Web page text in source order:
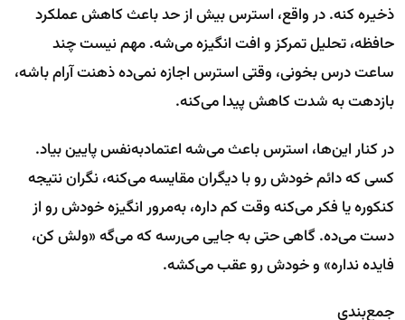
ذخیره کنه. در واقع، استرس بیش از حد باعث کاهش عملکرد
حافظه، تحلیل تمرکز و افت انگیزه می‌شه. مهم نیست چند
ساعت درس بخونی، وقتی استرس اجازه نمی‌ده ذهنت آرام باشه،
بازدهت به شدت کاهش پیدا می‌کنه.
در کنار این‌ها، استرس باعث می‌شه اعتمادبه‌نفس پایین بیاد.
کسی که دائم خودش رو با دیگران مقایسه می‌کنه، نگران نتیجه
کنکوره یا فکر می‌کنه وقت کم داره، به‌مرور انگیزه خودش رو از
دست می‌ده. گاهی حتی به جایی می‌رسه که می‌گه «ولش کن،
فایده نداره» و خودش رو عقب می‌کشه.
جمع‌بندی